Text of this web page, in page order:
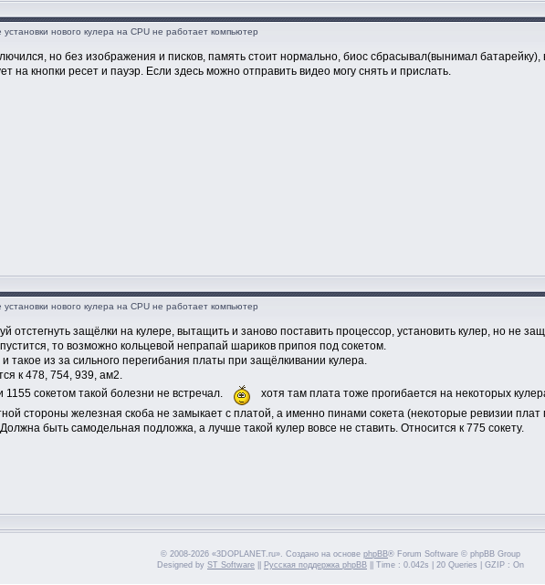
установки нового кулера на CPU не работает компьютер
но без изображения и писков, память стоит нормально, биос сбрасывал(вынимал
на кнопки ресет и пауэр. Если здесь можно отправить видео могу снять и прислать.
установки нового кулера на CPU не работает компьютер
отстегнуть защёлки на кулере, вытащить и заново поставить процессор, установить кулер, но не
то возможно кольцевой непрапай шариков припоя под сокетом.
такое из за сильного перегибания платы при защёлкивании кулера.
к 478, 754, 939, ам2.
1155 сокетом такой болезни не встречал.
хотя там плата тоже прогибается на некоторых
стороны железная скоба не замыкает с платой, а именно пинами сокета (некоторые ревизии плат
быть самодельная подложка, а лучше такой кулер вовсе не ставить. Относится к 775 сокету.
© 2008-2026 «3DOPLANET.ru». Создано на основе phpBB® Forum Software © phpBB Group
Designed by ST Software Русская поддержка phpBB || Time : 0.042s | 20 Queries | GZIP : On